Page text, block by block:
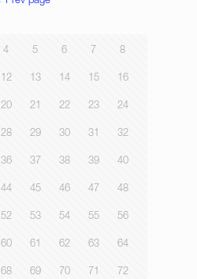
4 5 6 7 8
12 13 14 15 16
20 21 22 23 24
28 29 30 31 32
36 37 38 39 40
44 45 46 47 48
52 53 54 55 56
60 61 62 63 64
68 69 70 71 72